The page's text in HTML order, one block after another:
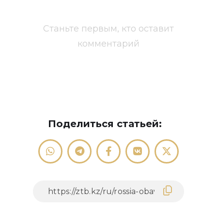
Станьте первым, кто оставит
комментарий
Поделиться статьей: